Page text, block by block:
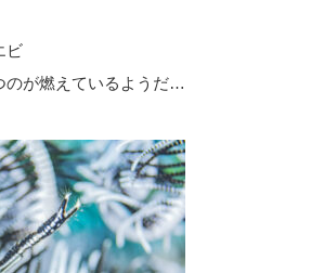
ビ
のが燃えているようだ…